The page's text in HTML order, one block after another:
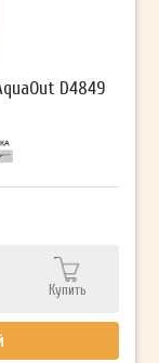
D4849
Купить